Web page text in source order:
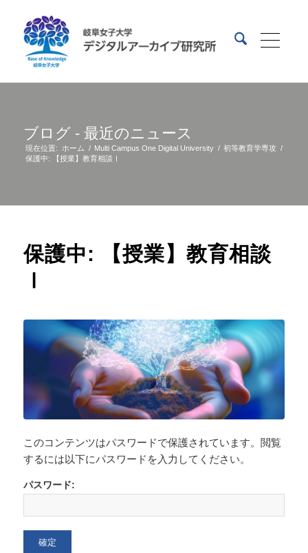
ブログ - 最近のニュース
現在位置: ホーム / Multi Campus One Digital University / 初等教育学専攻 /
保護中: 【授業】教育相談Ⅰ
保護中: 【授業】教育相談
Ⅰ
このコンテンツはパスワードで保護されています。閲覧
するには以下にパスワードを入力してください。
パスワード: